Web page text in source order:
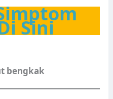
Sini
bengkak